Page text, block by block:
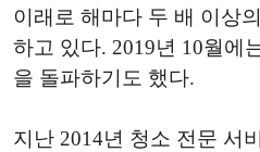
이래로 해마다 두 배 이상
하고 있다. 2019년 10월에
을 돌파하기도 했다.
지난 2014년 청소 전문 서